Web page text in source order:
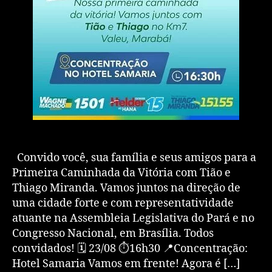
Convido você, sua família e seus amigos para a
Primeira Caminhada da Vitória com Tião e
Thiago Miranda. Vamos juntos na direção de
uma cidade forte e com representatividade
atuante na Assembleia Legislativa do Pará e no
Congresso Nacional, em Brasília. Todos
convidados! 🗓 23/08 ⏱16h30 📍Concentração:
Hotel Samaria Vamos em frente! Agora é […]